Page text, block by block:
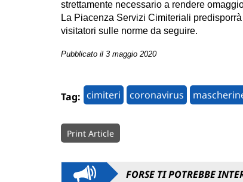
strettamente necessario a rendere
La Piacenza Servizi Cimiteriali
visitatori sulle norme da seguire.
Pubblicato il 3 maggio 2020
Tag: cimiteri coronavirus
Print Article
FORSE TI POTREBBE